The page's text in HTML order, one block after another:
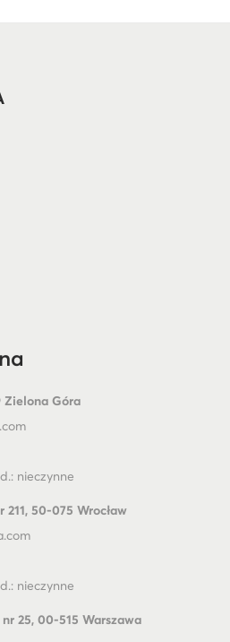
Zielona Góra
nieczynne
50-075 Wrocław
nieczynne
25, 00-515 Warszawa